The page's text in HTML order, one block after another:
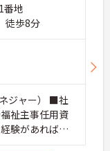
番地
徒歩8分
ジャー） ■社
祉主事任用資
験があれば尚